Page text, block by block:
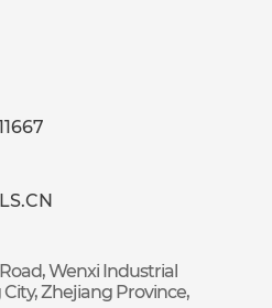
Wenxi Industrial
Zhejiang Province,